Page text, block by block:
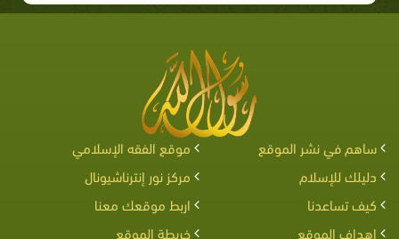
ساهم في نشر الموقع
موقع الفقه الإسلامي
دليلك للإسلام
مركز نور إنترناشيونال
كيف تساعدنا
اربط موقعك معنا
اهداف الموقع
خريطة الموقع